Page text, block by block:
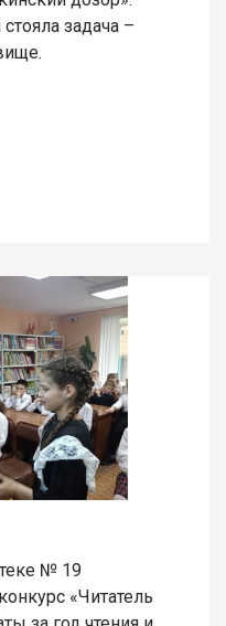
задача –
№ 19
«Читатель